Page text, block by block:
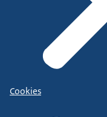
Cookies